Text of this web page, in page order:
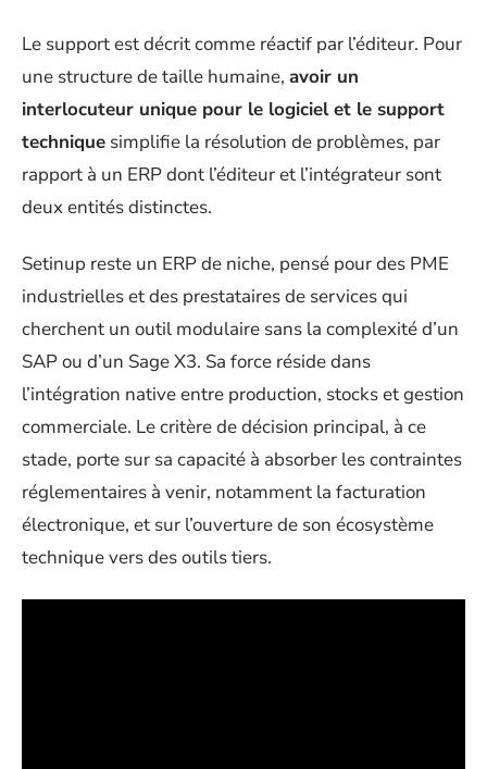
Le support est décrit comme réactif par l’éditeur. Pour
une structure de taille humaine, avoir un
interlocuteur unique pour le logiciel et le support
technique simplifie la résolution de problèmes, par
rapport à un ERP dont l’éditeur et l’intégrateur sont
deux entités distinctes.
Setinup reste un ERP de niche, pensé pour des PME
industrielles et des prestataires de services qui
cherchent un outil modulaire sans la complexité d’un
SAP ou d’un Sage X3. Sa force réside dans
l’intégration native entre production, stocks et gestion
commerciale. Le critère de décision principal, à ce
stade, porte sur sa capacité à absorber les contraintes
réglementaires à venir, notamment la facturation
électronique, et sur l’ouverture de son écosystème
technique vers des outils tiers.